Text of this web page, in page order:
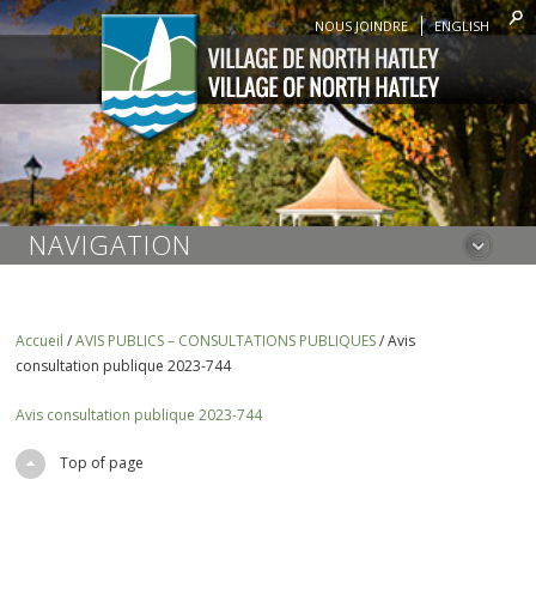
NOUS JOINDRE ENGLISH
NAVIGATION
Accueil /AVIS PUBLICS – CONSULTATIONS PUBLIQUES/Avis
consultation publique 2023-744
Avis consultation publique 2023-744
Top of page